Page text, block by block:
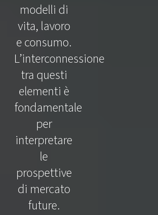
modelli di
vita, lavoro
e consumo.
L’interconnessione
tra questi
elementi è
fondamentale
per
interpretare
le
prospettive
di mercato
future.